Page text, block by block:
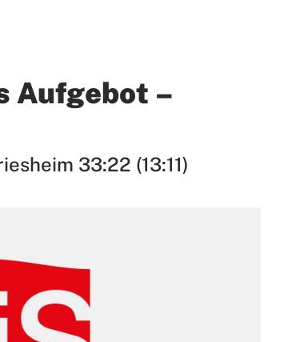
Aufgebot –
33:22 (13:11)
Service
Downloads